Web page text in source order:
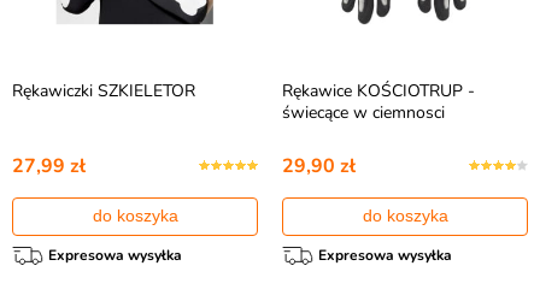
Rękawiczki SZKIELETOR
27,99 zł
do koszyka
Expresowa wysyłka
Rękawice KOŚCIOTRUP -
świecące w ciemnosci
29,90 zł
do koszyka
Expresowa wysyłka